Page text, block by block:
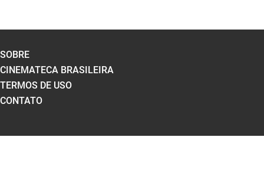
SOBRE
CINEMATECA BRASILEIRA
TERMOS DE USO
CONTATO